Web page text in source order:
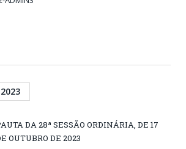
DA 28ª SESSÃO ORDINÁRIA, DE 17
OUTUBRO DE 2023